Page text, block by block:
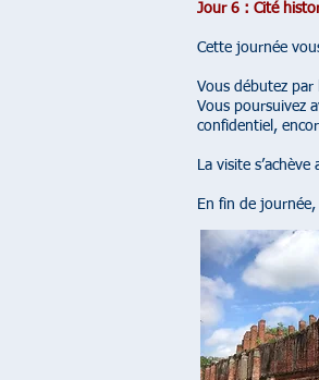
Jour 6 : Cité
Cette journée
Vous débutez par
Vous poursuivez
confidentiel,
La visite
En fin de